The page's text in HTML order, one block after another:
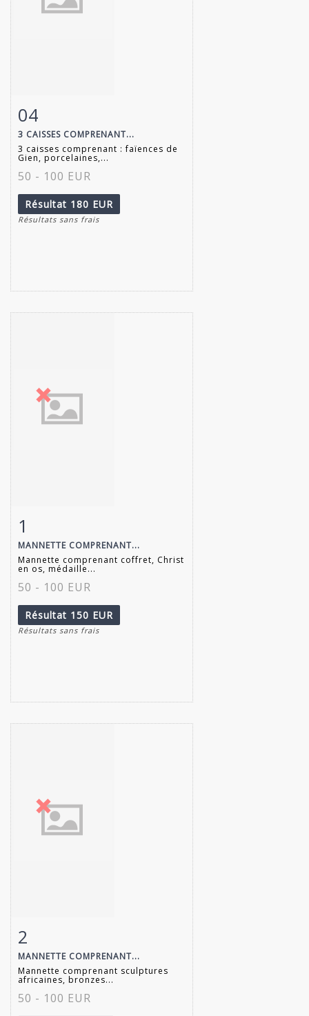
Fiche détaillée
04
3 CAISSES COMPRENANT...
3 caisses comprenant : faïences de
Gien, porcelaines,...
50 - 100 EUR
Résultat 180 EUR
Résultats sans frais
1
MANNETTE COMPRENANT...
Mannette comprenant coffret, Christ
en os, médaille...
50 - 100 EUR
Résultat 150 EUR
Résultats sans frais
Fiche détaillée
2
MANNETTE COMPRENANT...
Mannette comprenant sculptures
africaines, bronzes...
50 - 100 EUR